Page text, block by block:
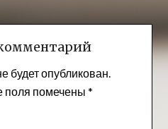
будет опубликован.
поля помечены *